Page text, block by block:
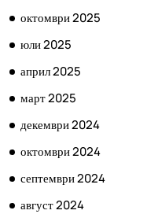
октомври 2025
юли 2025
април 2025
март 2025
декември 2024
октомври 2024
септември 2024
август 2024